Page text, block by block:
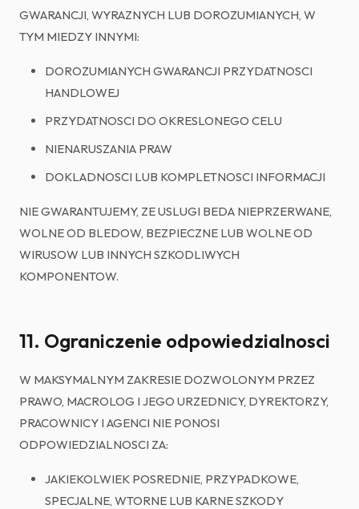
GWARANCJI, WYRAZNYCH LUB DOROZUMIANYCH, W
TYM MIEDZY INNYMI:
DOROZUMIANYCH GWARANCJI PRZYDATNOSCI
HANDLOWEJ
PRZYDATNOSCI DO OKRESLONEGO CELU
NIENARUSZANIA PRAW
DOKLADNOSCI LUB KOMPLETNOSCI INFORMACJI
NIE GWARANTUJEMY, ZE USLUGI BEDA NIEPRZERWANE,
WOLNE OD BLEDOW, BEZPIECZNE LUB WOLNE OD
WIRUSOW LUB INNYCH SZKODLIWYCH
KOMPONENTOW.
11. Ograniczenie odpowiedzialnosci
W MAKSYMALNYM ZAKRESIE DOZWOLONYM PRZEZ
PRAWO, MACROLOG I JEGO URZEDNICY, DYREKTORZY,
PRACOWNICY I AGENCI NIE PONOSI
ODPOWIEDZIALNOSCI ZA:
JAKIEKOLWIEK POSREDNIE, PRZYPADKOWE,
SPECJALNE, WTORNE LUB KARNE SZKODY